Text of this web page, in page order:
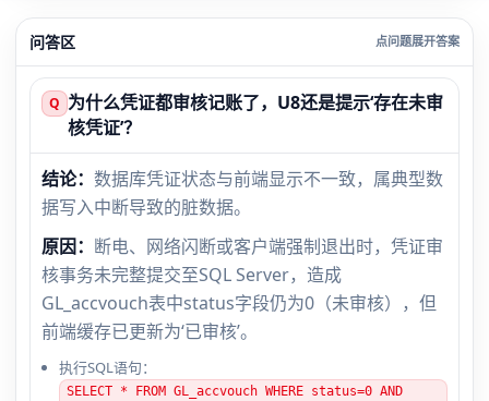
问答区
Q 为什么凭证都审核记账了，U8还是提示‘存在未审
核凭证’？
结论： 数据库凭证状态与前端显示不一致，属典型数
据写入中断导致的脏数据。
原因： 断电、网络闪断或客户端强制退出时，凭证审
核事务未完整提交至SQL Server，造成
GL_accvouch表中status字段仍为0（未审核），但
前端缓存已更新为‘已审核’。
执行SQL语句：
SELECT * FROM GL_accvouch WHERE status=0 AND